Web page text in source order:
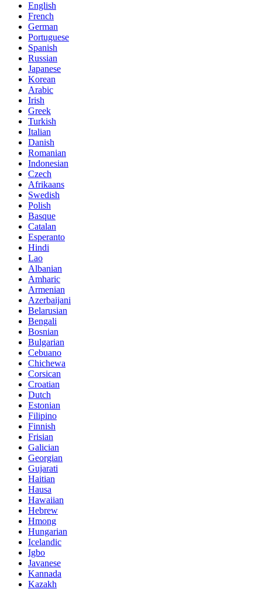
English
French
German
Portuguese
Spanish
Russian
Japanese
Korean
Arabic
Irish
Greek
Turkish
Italian
Danish
Romanian
Indonesian
Czech
Afrikaans
Swedish
Polish
Basque
Catalan
Esperanto
Hindi
Lao
Albanian
Amharic
Armenian
Azerbaijani
Belarusian
Bengali
Bosnian
Bulgarian
Cebuano
Chichewa
Corsican
Croatian
Dutch
Estonian
Filipino
Finnish
Frisian
Galician
Georgian
Gujarati
Haitian
Hausa
Hawaiian
Hebrew
Hmong
Hungarian
Icelandic
Igbo
Javanese
Kannada
Kazakh